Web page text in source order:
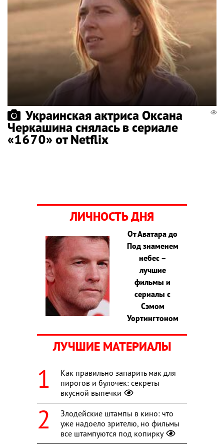
Украинская актриса Оксана
Черкашина снялась в сериале
«1670» от Netflix
ЛИЧНОСТЬ ДНЯ
От Аватара до
Под знаменем
небес –
лучшие
фильмы и
сериалы с
Сэмом
Уортингтоном
ЛУЧШИЕ МАТЕРИАЛЫ
Как правильно запарить мак для
пирогов и булочек: секреты
вкусной выпечки
Злодейские штампы в кино: что
уже надоело зрителю, но фильмы
все штампуются под копирку